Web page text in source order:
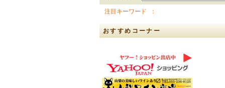
注目キーワード
おすすめコーナー